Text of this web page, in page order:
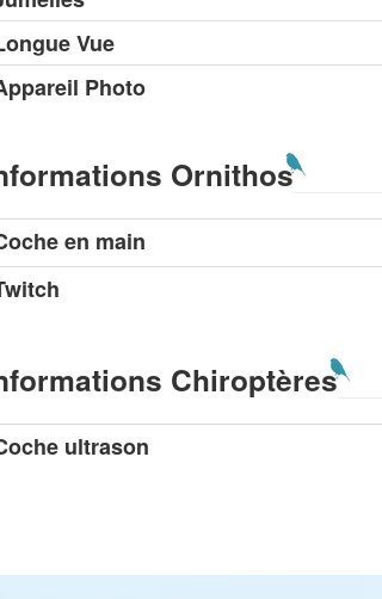
Vue
Photo
Ornithos
en main
Chiroptères
ultrason